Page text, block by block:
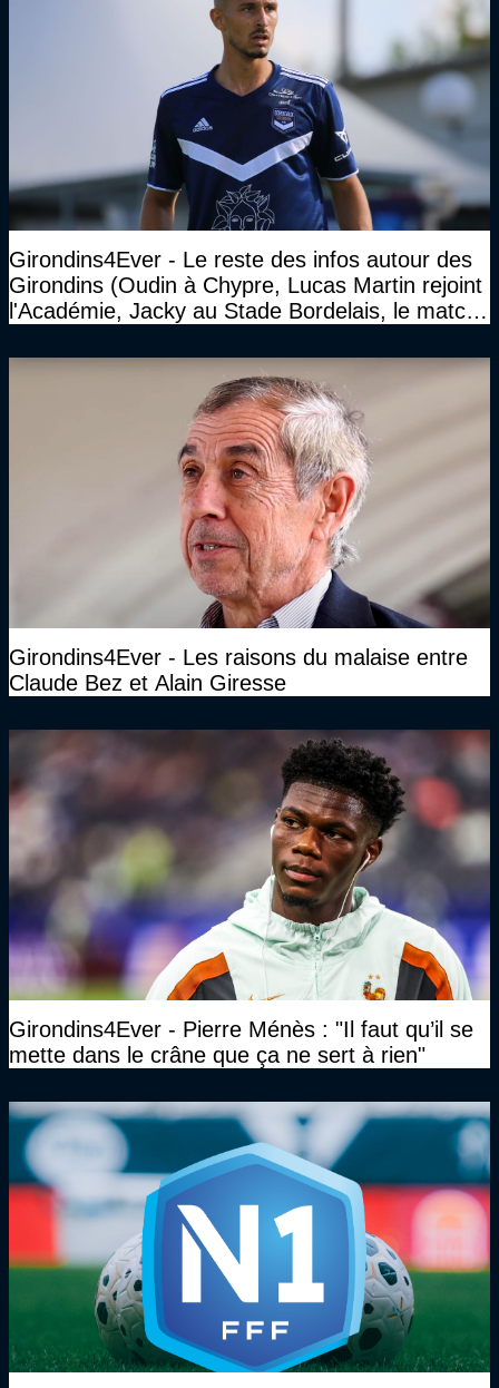
Girondins4Ever - Le reste des infos autour des
Girondins (Oudin à Chypre, Lucas Martin rejoint
l'Académie, Jacky au Stade Bordelais, le match
Girondins4Ever - Les raisons du malaise entre
Claude Bez et Alain Giresse
Girondins4Ever - Pierre Ménès : "Il faut qu’il se
mette dans le crâne que ça ne sert à rien"